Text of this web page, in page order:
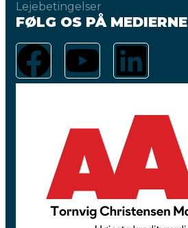
Lejebetingelser
FØLG OS PÅ MEDIERNE